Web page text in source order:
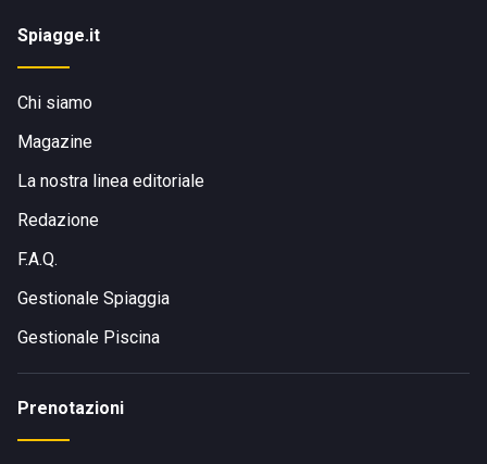
Spiagge.it
Chi siamo
Magazine
La nostra linea editoriale
Redazione
F.A.Q.
Gestionale Spiaggia
Gestionale Piscina
Prenotazioni